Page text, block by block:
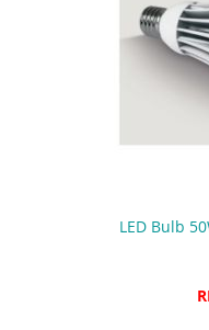
LED Bulb